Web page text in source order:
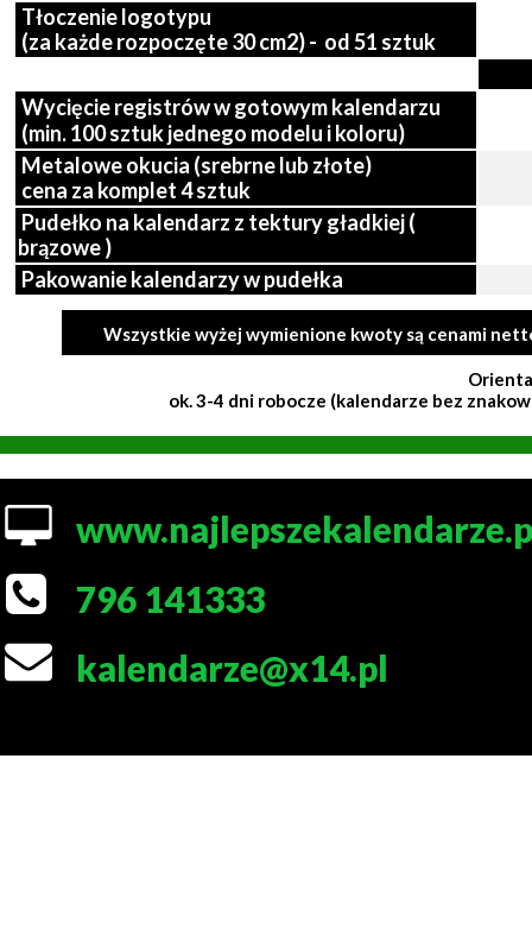
kalendarze@x14.pl
796 141333
ok. 3-4 dni robocze (kalendarze bez
Tłoczenie logotypu
(za każde rozpoczęte 30 cm2) - od 51 sztuk
Wycięcie registrów w gotowym kalendarzu
(min. 100 sztuk jednego modelu i koloru)
Metalowe okucia (srebrne lub złote)
cena za komplet 4 sztuk
Pudełko na kalendarz z tektury gładkiej (
brązowe )
Pakowanie kalendarzy w pudełka
Wszystkie wyżej wymienione kwoty są cenami